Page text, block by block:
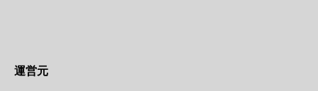
運営元